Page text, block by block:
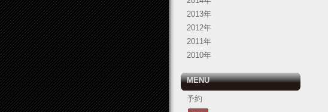
2013年
2012年
2011年
2010年
MENU
予約